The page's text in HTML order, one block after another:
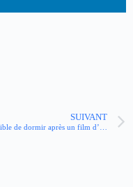
SUIVANT